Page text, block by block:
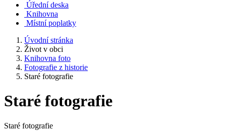
Úřední deska
Knihovna
Místní poplatky
Úvodní stránka
Život v obci
Knihovna foto
Fotografie z historie
Staré fotografie
Staré fotografie
Staré fotografie